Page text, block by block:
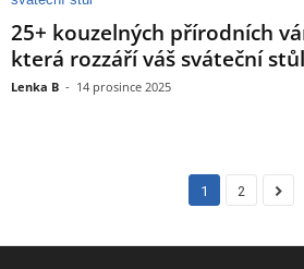
25+ kouzelných přírodních
která rozzáří váš sváteční stůl
Lenka B - 14 prosince 2025
1 2